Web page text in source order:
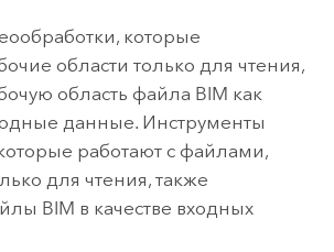
которые
области только для чтения,
область файла BIM как
данные. Инструменты
работают с файлами,
для чтения, также
BIM в качестве входных